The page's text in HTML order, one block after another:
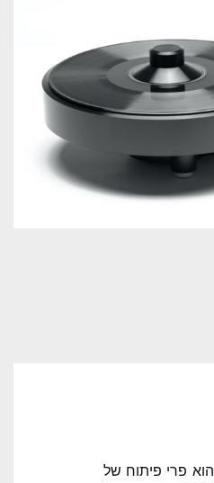
פטיפון Bardo הוא פרי פיתוח של